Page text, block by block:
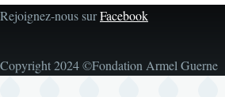
Rejoignez-nous surFacebook
Copyright 2024 ©Fondation Armel Guerne